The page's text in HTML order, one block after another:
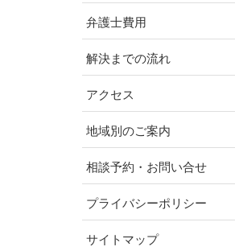
弁護士費用
解決までの流れ
アクセス
地域別のご案内
相談予約・お問い合せ
プライバシーポリシー
サイトマップ